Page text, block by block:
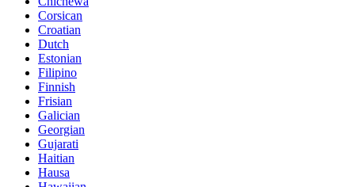
Corsican
Croatian
Dutch
Estonian
Filipino
Finnish
Frisian
Galician
Georgian
Gujarati
Haitian
Hausa